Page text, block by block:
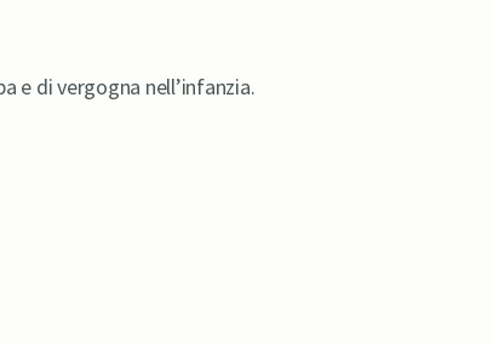
e di vergogna nell’infanzia.